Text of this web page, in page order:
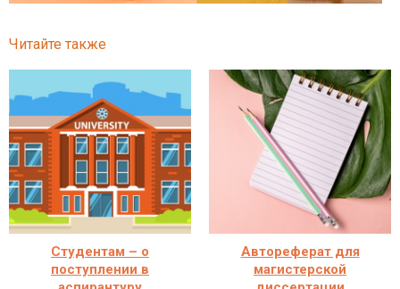
Читайте также
Студентам – о
поступлении в
Автореферат для
магистерской